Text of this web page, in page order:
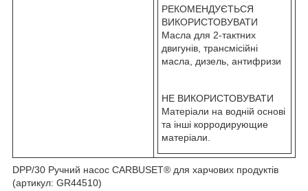
РЕКОМЕНДУЄТЬСЯ
ВИКОРИСТОВУВАТИ
Масла для 2-тактних
двигунів, трансмісійні
масла, дизель, антифризи
НЕ ВИКОРИСТОВУВАТИ
Матеріали на водній основі
та інші корродирующие
матеріали.
DPP/30 Ручний насос CARBUSET® для харчових продуктів
(артикул: GR44510)